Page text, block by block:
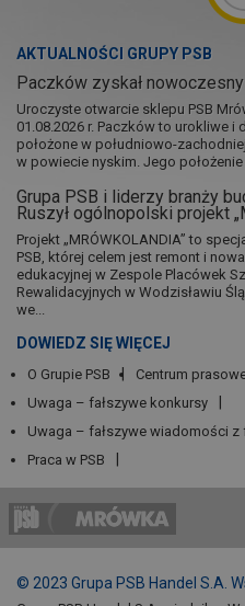
AKTUALNOŚCI GRUPY PSB
Paczków zyskał
Uroczyste otwarcie sklepu PSB
01.08.2026 r. Paczków to urokliwe
położone w południowo-
w powiecie nyskim. Jego
Grupa PSB i liderzy branży
Ruszył ogólnopolski projekt
Projekt „MRÓWKOLANDIA” to
PSB, której celem jest remont i
edukacyjnej w Zespole Placówek
Rewalidacyjnych w Wodzisławiu
we...
DOWIEDZ SIĘ WIĘCEJ
O Grupie PSB Centrum
Uwaga – fałszywe konkursy
Uwaga – fałszywe wiadomości
Praca w PSB
© 2023 Grupa PSB Handel S.A.